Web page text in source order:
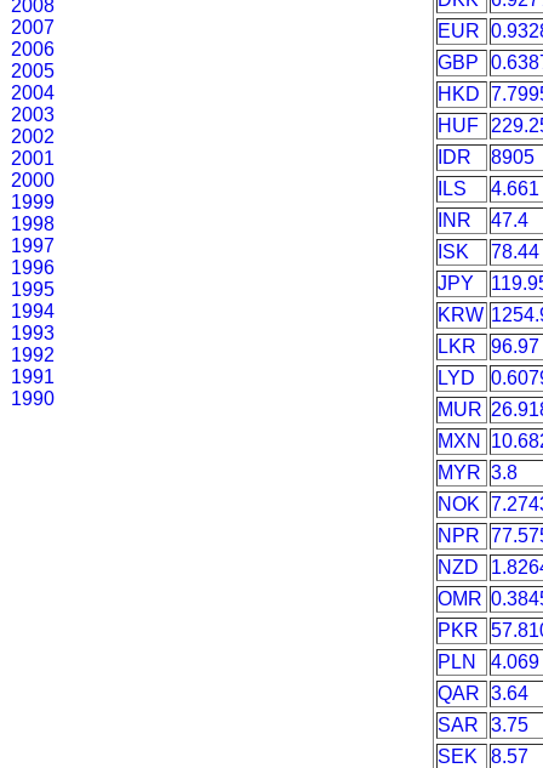
2008
2007
2006
2005
2004
2003
2002
2001
2000
1999
1998
1997
1996
1995
1994
1993
1992
1991
1990
EUR
GBP
HKD
HUF
IDR
8905
ILS
4.661
INR
47.4
ISK
78.44
JPY
KRW
LKR
96.97
LYD
MUR
MXN
MYR 3.8
NOK
NPR
NZD
OMR
PKR
PLN
4.069
QAR
3.64
SAR
3.75
SEK
8.57